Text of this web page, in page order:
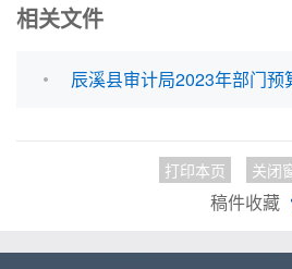
相关文件
辰溪县审计局2023年部门预
打印本页 关闭
稿件收藏